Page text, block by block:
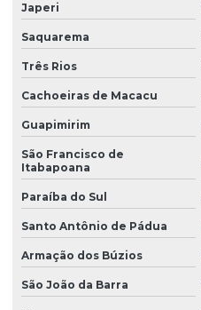
Japeri
Saquarema
Três Rios
Cachoeiras de Macacu
Guapimirim
São Francisco de
Itabapoana
Paraíba do Sul
Santo Antônio de Pádua
Armação dos Búzios
São João da Barra